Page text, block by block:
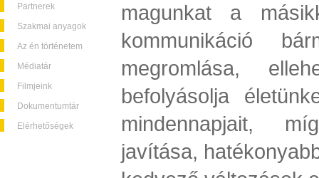
Partnerek
Szakmai anyagok
Az én történetem
Médiatár
Filmjeink
Dokumentumtár
Elérhetőségek
magunkat a
kommunikáció
megromlása,
befolyásolja
mindennapjait,
javítása,